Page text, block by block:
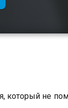
который не